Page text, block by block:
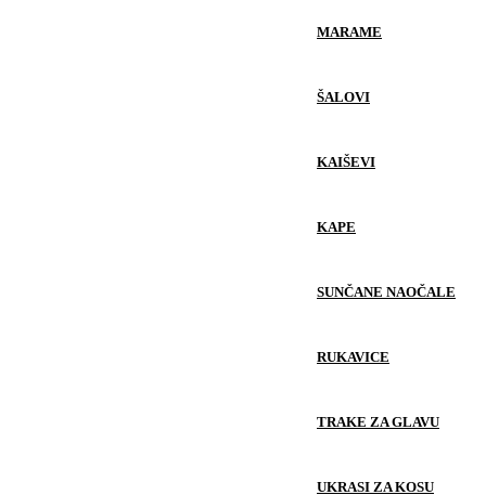
MARAME
ŠALOVI
KAIŠEVI
KAPE
SUNČANE NAOČALE
RUKAVICE
TRAKE ZA GLAVU
UKRASI ZA KOSU